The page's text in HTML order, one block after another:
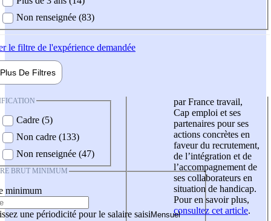
Non renseignée (83)
le filtre de l'expérience demandée
Plus De Filtres
Cadre (5)
Non cadre (133)
Non renseignée (47)
BRUT MINIMUM
minimum
une périodicité pour le salaire saisi
par France travail,
Cap emploi et ses
partenaires pour ses
actions concrètes en
faveur du recrutement,
de l’intégration et de
l’accompagnement de
ses collaborateurs en
situation de handicap.
Pour en savoir plus,
consultez cet article.